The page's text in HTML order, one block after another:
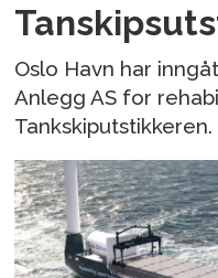
Oslo Havn har
Anlegg AS for
Tankskiputstikkeren.